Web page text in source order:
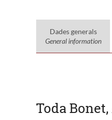
Dades generals
General information
Toda